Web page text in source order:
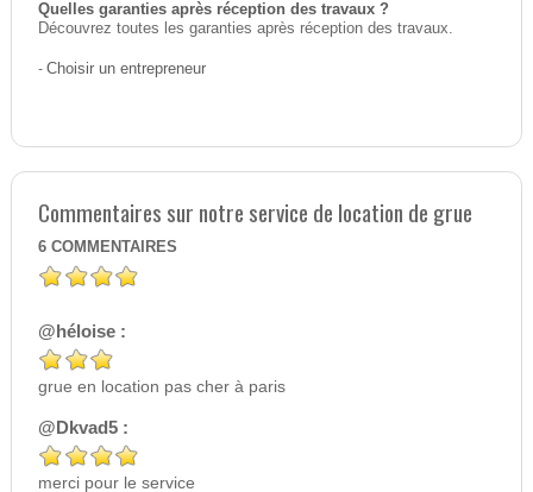
Quelles garanties après réception des travaux ?
Découvrez toutes les garanties après réception des travaux.
- Choisir un entrepreneur
Commentaires sur notre service de location de grue
6 COMMENTAIRES
@héloise :
grue en location pas cher à paris
@Dkvad5 :
merci pour le service